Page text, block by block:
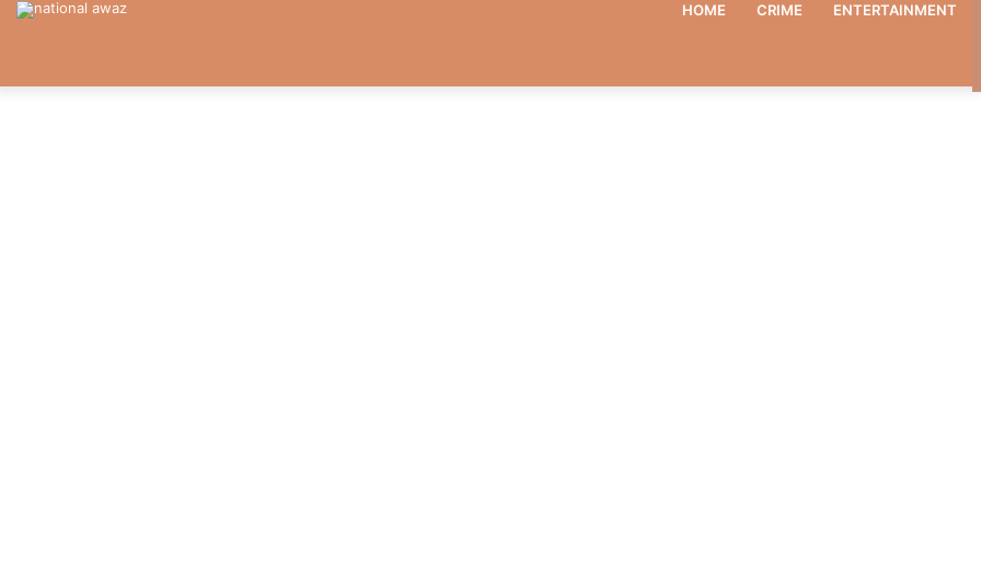
HOME CRIME ENTERTAINMENT